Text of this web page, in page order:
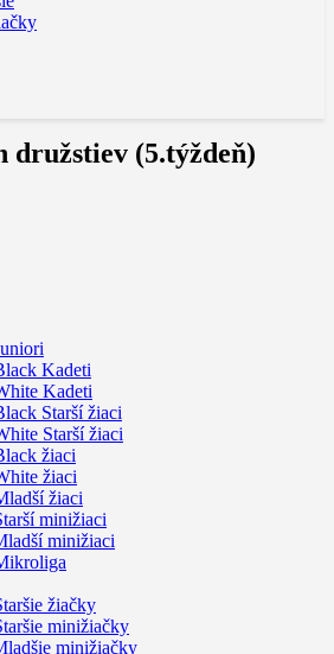
družstiev (5.týždeň)
Kadeti
Kadeti
Starší žiaci
Starší žiaci
žiaci
žiaci
žiaci
minižiaci
minižiaci
žiačky
minižiačky
minižiačky